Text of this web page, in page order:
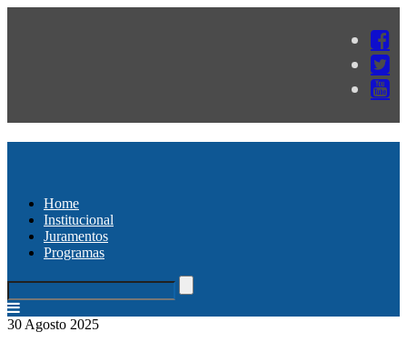
Home
Institucional
Juramentos
Programas
30 Agosto 2025